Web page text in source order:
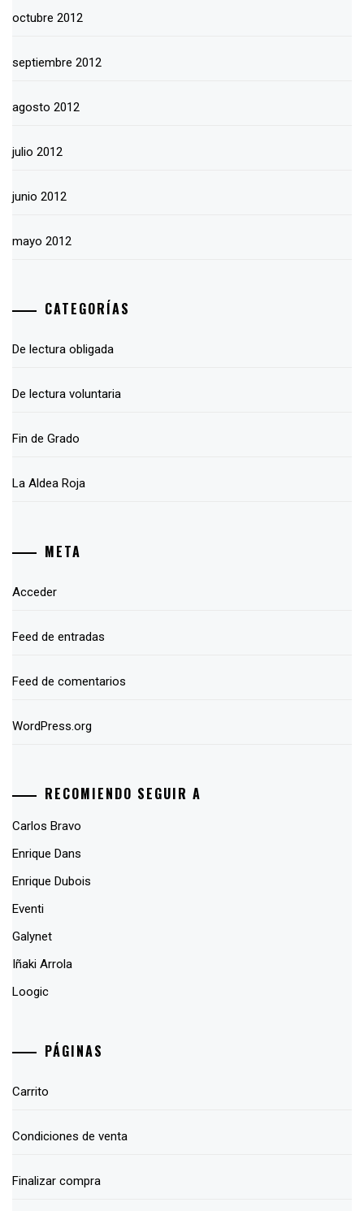
octubre 2012
septiembre 2012
agosto 2012
julio 2012
junio 2012
mayo 2012
CATEGORÍAS
De lectura obligada
De lectura voluntaria
Fin de Grado
La Aldea Roja
META
Acceder
Feed de entradas
Feed de comentarios
WordPress.org
RECOMIENDO SEGUIR A
Carlos Bravo
Enrique Dans
Enrique Dubois
Eventi
Galynet
Iñaki Arrola
Loogic
PÁGINAS
Carrito
Condiciones de venta
Finalizar compra